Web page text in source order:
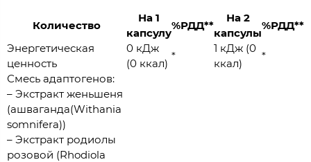
Количество
На 1
капсулу
%РДД**
На 2
капсулы
%РДД**
Энергетическая
ценность
0 кДж
(0 ккал)
*
1 кДж (0
ккал)
*
Смесь адаптогенов:
– Экстракт женьшеня
(ашваганда(Withania
somnifera))
– Экстракт родиолы
розовой (Rhodiola